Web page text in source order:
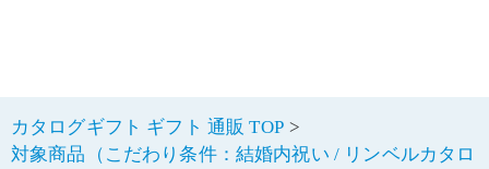
カタログギフト ギフト 通販 TOP
対象商品（こだわり条件：結婚内祝い / リンベルカタロ